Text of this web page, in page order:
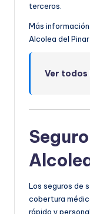
terceros.
Más
Alcolea del Pinar:
Ver todos
Los seguros de
cobertura
rápido y